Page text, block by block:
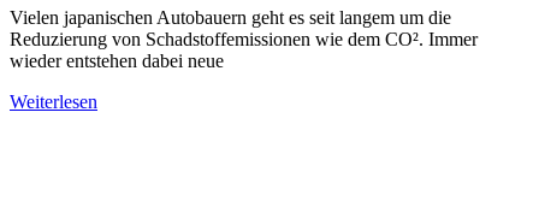
Vielen japanischen Autobauern geht es seit langem um die
Reduzierung von Schadstoffemissionen wie dem CO². Immer
wieder entstehen dabei neue
Weiterlesen